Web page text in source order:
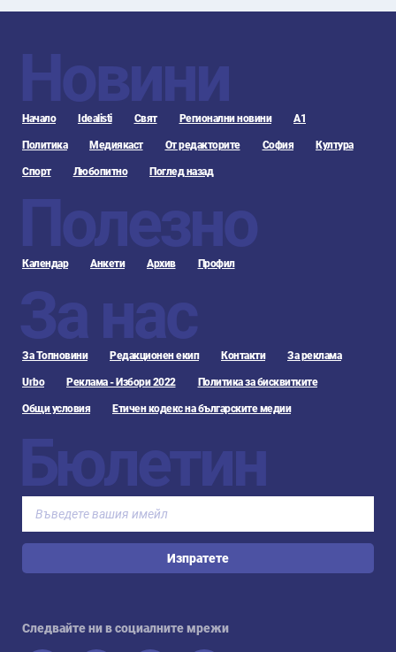
Новини
Начало Idealisti Свят Регионални новини А1
Политика Медиякаст От редакторите София Култура
Спорт Любопитно Поглед назад
Полезно
Календар Анкети Архив Профил
За нас
За Топновини Редакционен екип Контакти За реклама
Urbo Реклама - Избори 2022 Политика за бисквитките
Общи условия Етичен кодекс на българските медии
Бюлетин
Изпратете
Следвайте ни в социалните мрежи